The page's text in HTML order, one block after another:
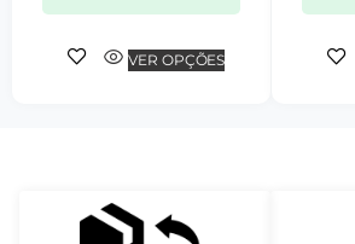
VER OPÇÕES